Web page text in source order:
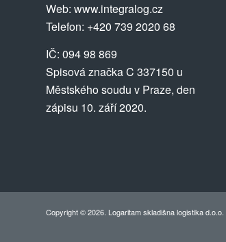
Web: www.integralog.cz
Telefon: +420 739 2020 68
IČ: 094 98 869
Spisová značka C 337150 u
Městského soudu v Praze, den
zápisu 10. září 2020.
Copyright © 2026. Logaritam skladišna logistika d.o.o.